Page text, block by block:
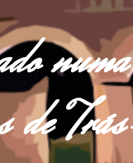
de